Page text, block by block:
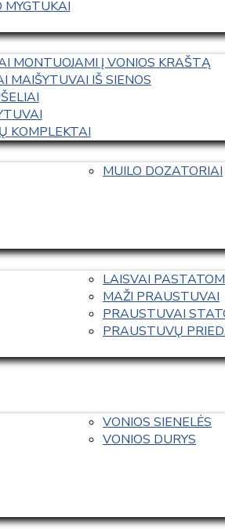
MYGTUKAI
MONTUOJAMI Į VONIOS KRAŠTĄ
MAIŠYTUVAI IŠ SIENOS
KOMPLEKTAI
MUILO DOZATORIAI
LAISVAI
MAŽI PRAUSTUVAI
PRAUSTUVAI
PRAUSTUVŲ
VONIOS SIENELĖS
VONIOS DURYS